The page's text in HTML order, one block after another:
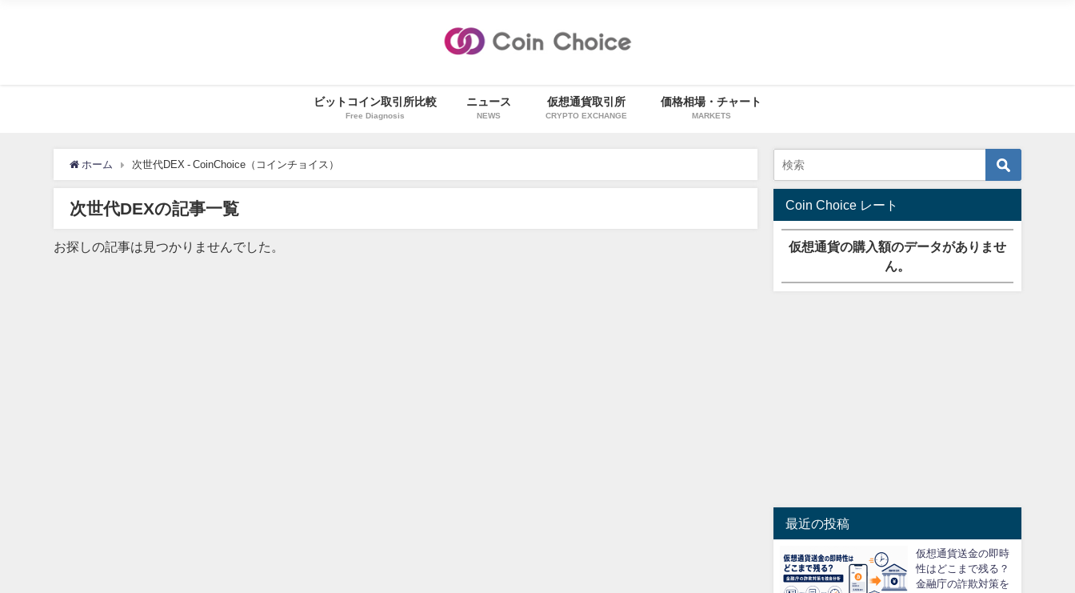
ビットコイン取引所比較
Free Diagnosis
ニュース
NEWS
仮想通貨取引所
CRYPTO EXCHANGE
価格相場・チャート
MARKETS
ホーム 次世代DEX - CoinChoice（コインチョイス）
次世代DEXの記事一覧
お探しの記事は見つかりませんでした。
Coin Choice レート
仮想通貨の購入額のデータがありませ
ん。
最近の投稿
仮想通貨送金の即時
性はどこまで残る？
金融庁の詐欺対策を